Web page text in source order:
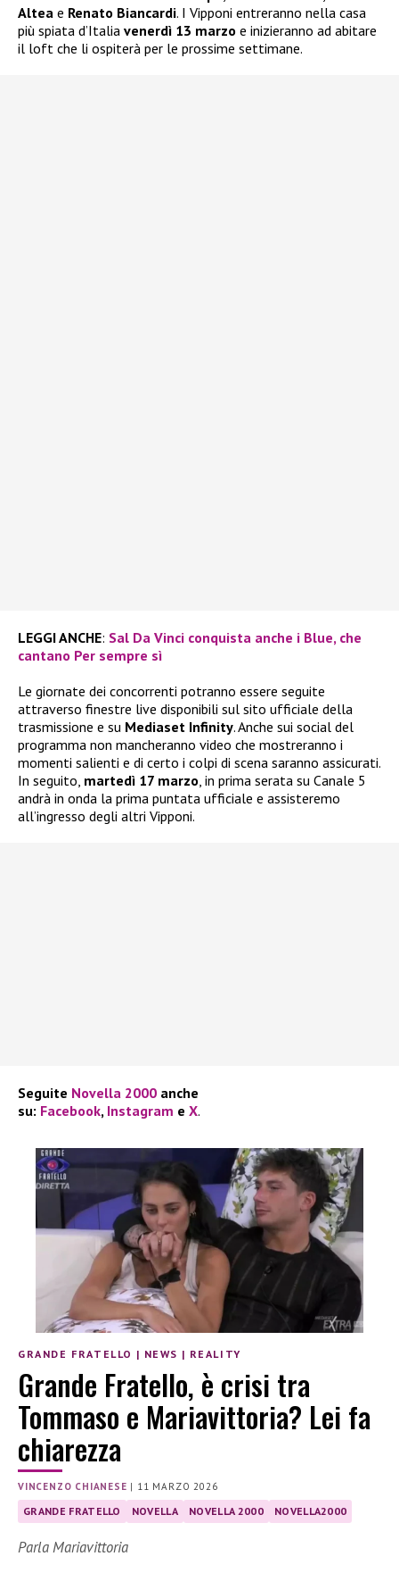
Altea e Renato Biancardi. I Vipponi entreranno nella casa
più spiata d’Italia venerdì 13 marzo e inizieranno ad abitare
il loft che li ospiterà per le prossime settimane.
LEGGI ANCHE: Sal Da Vinci conquista anche i Blue, che
cantano Per sempre sì
Le giornate dei concorrenti potranno essere seguite
attraverso finestre live disponibili sul sito ufficiale della
trasmissione e su Mediaset Infinity. Anche sui social del
programma non mancheranno video che mostreranno i
momenti salienti e di certo i colpi di scena saranno assicurati.
In seguito, martedì 17 marzo, in prima serata su Canale 5
andrà in onda la prima puntata ufficiale e assisteremo
all’ingresso degli altri Vipponi.
Seguite Novella 2000 anche
su: Facebook, Instagram e X.
GRANDE FRATELLO | NEWS | REALITY
Grande Fratello, è crisi tra
Tommaso e Mariavittoria? Lei fa
chiarezza
VINCENZO CHIANESE | 11 MARZO 2026
GRANDE FRATELLO NOVELLA NOVELLA 2000 NOVELLA2000
Parla Mariavittoria